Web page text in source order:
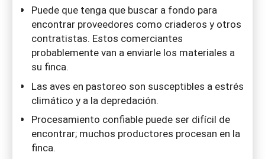
Puede que tenga que buscar a fondo para
encontrar proveedores como criaderos y otros
contratistas. Estos comerciantes
probablemente van a enviarle los materiales a
su finca.
Las aves en pastoreo son susceptibles a estrés
climático y a la depredación.
Procesamiento confiable puede ser difícil de
encontrar; muchos productores procesan en la
finca.